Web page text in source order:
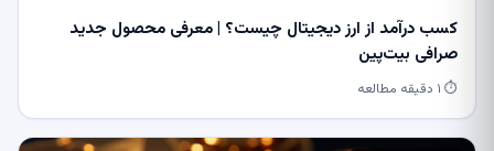
کسب درآمد از ارز دیجیتال چیست؟ | معرفی محصول جدید
صرافی بیت‌پین
⏱ ۱ دقیقه مطالعه